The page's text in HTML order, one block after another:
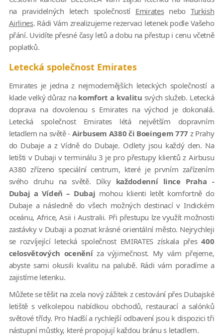
na pravidelných letech společností Emiratesnebo Turkish
Airlines. Rádi Vám zrealizujeme rezervaci letenek podle Vašeho
přání. Uvidíte přesné časy letů a dobu na přestup i cenu včetně
poplatků.
Letecká společnost Emirates
Emirates je jedna z nejmodernějších leteckých společností a
klade velký důraz na komfort a kvalitu svých služeb. Letecká
doprava na dovolenou s Emirates na východ je dokonalá.
Letecká společnost Emirates létá největším dopravním
letadlem na světě - Airbusem A380 či Boeingem 777 z Prahy
do Dubaje a z Vídně do Dubaje. Odlety jsou každý den. Na
letišti v Dubaji v terminálu 3 je pro přestupy klientů z Airbusu
A380 zřízeno speciální centrum, které je prvním zařízením
svého druhu na světě. Díky každodenní lince Praha -
Dubaj a Vídeň – Dubaj mohou klienti letět komfortně do
Dubaje a následně do všech možných destinací v Indickém
oceánu, Africe, Asii i Australii. Při přestupu lze využít možnosti
zastávky v Dubaji a poznat krásné orientální město. Nejrychleji
se rozvíjející letecká společnost EMIRATES získala přes400
celosvětových oceněníza výjimečnost. My vám přejeme,
abyste sami okusili kvalitu na palubě. Rádi vám poradíme a
zajistíme letenku.
Můžete se těšit na zcela nový zážitek z cestování přes Dubajské
letiště s velkolepou nabídkou obchodů, restaurací a salónků
světové třídy. Pro hladší a rychlejší odbavení jsou k dispozici tři
nástupní můstky, které propojují každou bránu s letadlem.